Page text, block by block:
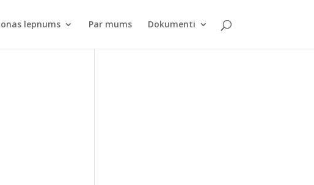
lepnums Par mums Dokumenti